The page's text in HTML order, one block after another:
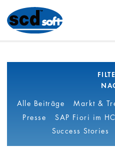
Alle Beiträge Markt &
Presse
SAP Fiori im
Success Stories